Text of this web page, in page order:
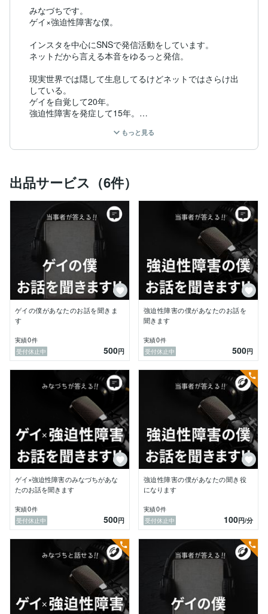
みなづちです。
ゲイ×強迫性障害な僕。
インスタを中心にSNSで発信活動をしています。
ネットだから言える本音をゆるっと発信。
現実世界では隠して生息してるけどネットではさらけ出
している。
ゲイを自覚して20年。
強迫性障害を発症して15年。
ゲイや強迫性障害のことに関してサポートします。
そんな僕がお役に立てることがあれば嬉しいです！
もっと見る
出品サービス（6件）
ゲイの僕があなたのお話を聞きま
す
実績0件
受付休止中
500円
強迫性障害の僕があなたのお話を
聞きます
実績0件
受付休止中
500円
ゲイ×強迫性障害のみなづちがあな
たのお話を聞きます
実績0件
受付休止中
500円
強迫性障害の僕があなたの聞き役
になります
実績0件
受付休止中
100円/分